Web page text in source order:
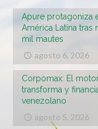
Apure protagoniza
América Latina tras
mil mautes
agosto 6, 2026
Corpomax: El
transforma y
venezolano
agosto 5, 2026